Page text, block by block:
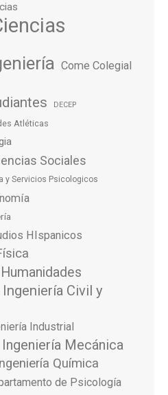
Come Colegial
DECEP
Atléticas
Sociales
y Servicios Psicologicos
HIspanicos
Civil y
Industrial
Mecánica
Química
de Psicología